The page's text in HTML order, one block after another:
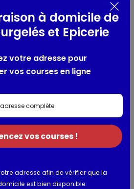
reste rien. En plus, comme il est 2
papier toilette Lotus Moltonel
moins souvent!
/ Allergènes
pâte vierge
à domicile de
et Epicerie
votre adresse pour
vos courses en ligne
vos courses !
adresse afin de vérifier que la
est bien disponible